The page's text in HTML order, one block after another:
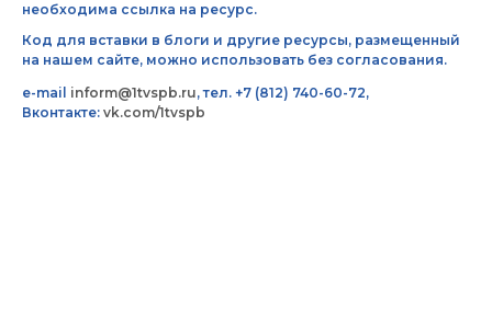
необходима ссылка на ресурс.
Код для вставки в блоги и другие ресурсы, размещенный
на нашем сайте, можно использовать без согласования.
e-mail inform@1tvspb.ru, тел. +7 (812) 740-60-72,
Вконтакте: vk.com/1tvspb